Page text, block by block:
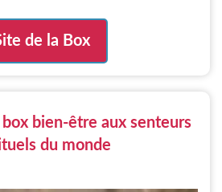
de la Box
box bien-être aux senteurs
du monde